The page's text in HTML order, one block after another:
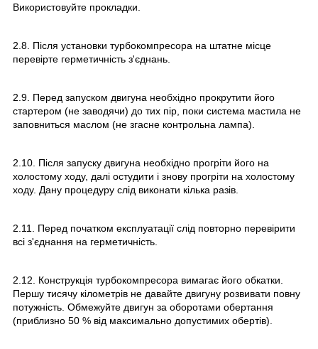
Використовуйте прокладки.
2.8. Після установки турбокомпресора на штатне місце
перевірте герметичність з'єднань.
2.9. Перед запуском двигуна необхідно прокрутити його
стартером (не заводячи) до тих пір, поки система мастила не
заповниться маслом (не згасне контрольна лампа).
2.10. Після запуску двигуна необхідно прогріти його на
холостому ходу, далі остудити і знову прогріти на холостому
ходу. Дану процедуру слід виконати кілька разів.
2.11. Перед початком експлуатації слід повторно перевірити
всі з'єднання на герметичність.
2.12. Конструкція турбокомпресора вимагає його обкатки.
Першу тисячу кілометрів не давайте двигуну розвивати повну
потужність. Обмежуйте двигун за оборотами обертання
(приблизно 50 % від максимально допустимих обертів).